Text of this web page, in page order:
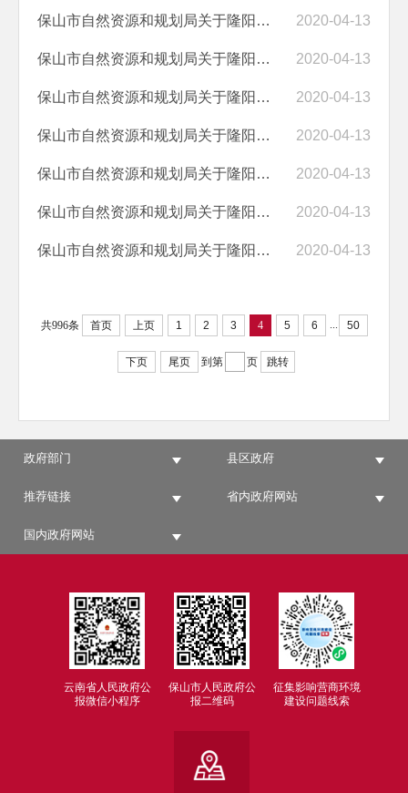
保山市自然资源和规划局关于隆阳区530502103206GB00053号宗地国有建设用... 2020-04-13
保山市自然资源和规划局关于隆阳区530502103206GB00053号宗地国有建设用... 2020-04-13
保山市自然资源和规划局关于隆阳区530502103207GB00068号宗地国有建设用... 2020-04-13
保山市自然资源和规划局关于隆阳区530502103207GB00068号宗地国有建设用... 2020-04-13
保山市自然资源和规划局关于隆阳区530502103209GB00235号宗地国有建设用... 2020-04-13
保山市自然资源和规划局关于隆阳区530502103209GB00235号宗地国有建设用... 2020-04-13
保山市自然资源和规划局关于隆阳区530502202210GB00029号宗地国有建设用... 2020-04-13
共996条 首页 上页 1 2 3 4 5 6 ... 50
下页 尾页 到第 页 跳转
政府部门 县区政府
推荐链接 省内政府网站
国内政府网站
云南省人民政府公
报微信小程序
保山市人民政府公
报二维码
征集影响营商环境
建设问题线索